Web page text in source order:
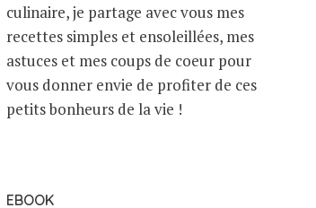
culinaire, je partage avec vous mes
recettes simples et ensoleillées, mes
astuces et mes coups de coeur pour
vous donner envie de profiter de ces
petits bonheurs de la vie !
EBOOK